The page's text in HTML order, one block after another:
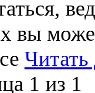
вы
Читать
1 из 1